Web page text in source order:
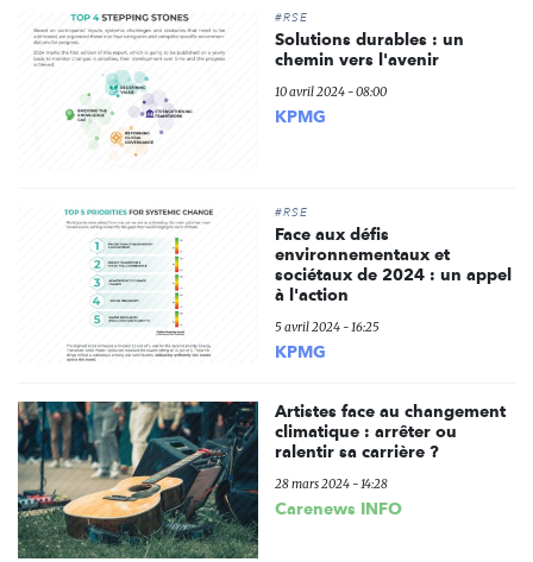
#RSE
Solutions durables : un
chemin vers l'avenir
10 avril 2024 - 08:00
KPMG
#RSE
Face aux défis
environnementaux et
sociétaux de 2024 : un appel
à l'action
5 avril 2024 - 16:25
KPMG
Artistes face au changement
climatique : arrêter ou
ralentir sa carrière ?
28 mars 2024 - 14:28
Carenews INFO